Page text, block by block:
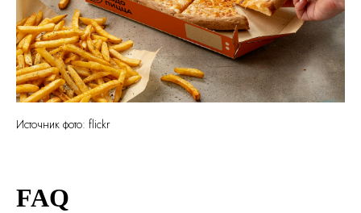
Источник фото: flickr
FAQ